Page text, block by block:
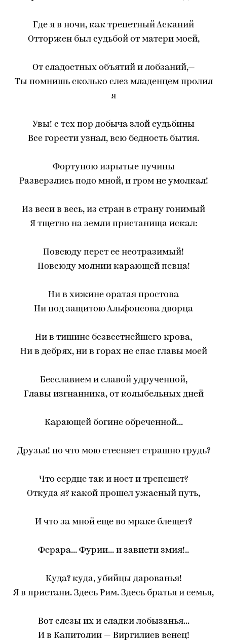
Где я в ночи, как трепетный Асканий
Отторжен был судьбой от матери моей,
От сладостных объятий и лобзаний,—
Ты помнишь сколько слез младенцем пролил
я
Увы! с тех пор добыча злой судьбины
Все горести узнал, всю бедность бытия.
Фортуною изрытые пучины
Разверзлись подо мной, и гром не умолкал!
Из веси в весь, из стран в страну гонимый
Я тщетно на земли пристанища искал:
Повсюду перст ее неотразимый!
Повсюду молнии карающей певца!
Ни в хижине оратая простова
Ни под защитою Альфонсова дворца
Ни в тишине безвестнейшего крова,
Ни в дебрях, ни в горах не спас главы моей
Бесславием и славой удрученной,
Главы изгнанника, от колыбельных дней
Карающей богине обреченной...
Друзья! но что мою стесняет страшно грудь?
Что сердце так и ноет и трепещет?
Откуда я? какой прошел ужасный путь,
И что за мной еще во мраке блещет?
Ферара... Фурии... и зависти змия!..
Куда? куда, убийцы дарованья!
Я в пристани. Здесь Рим. Здесь братья и семья,
Вот слезы их и сладки лобызанья...
И в Капитолии — Виргилиев венец!